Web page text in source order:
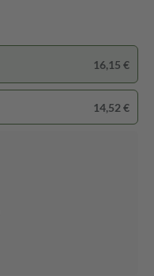
16,15 €
14,52 €